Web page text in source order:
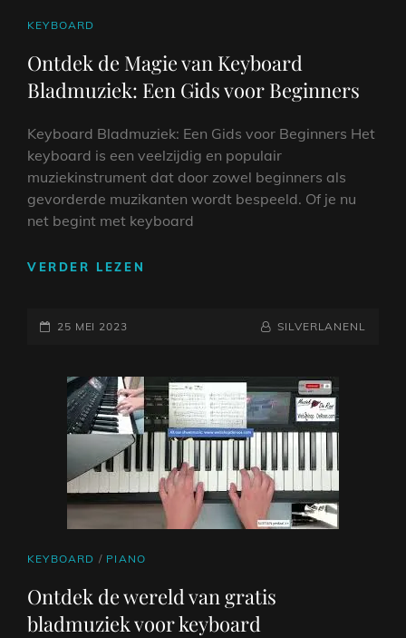
CAT
KEYBOARD
Ontdek de Magie van Keyboard
Bladmuziek: Een Gids voor Beginners
Keyboard Bladmuziek: Een Gids voor Beginners Het
keyboard is een veelzijdig en populair
muziekinstrument dat door zowel beginners als
gevorderde muzikanten wordt bespeeld. Of je nu
net begint met keyboard
VERDER LEZEN
EEN
GIDS
VOOR
BEGINNERS
GEPLAATST
25 MEI 2023 NAAMREGEL
BYLINE
SILVERLANENL
CAT
KEYBOARD / PIANO
Ontdek de wereld van gratis
bladmuziek voor keyboard